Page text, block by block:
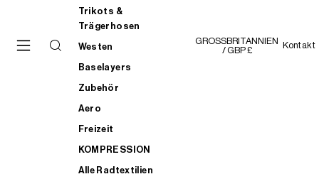
Trikots &
Trägerhosen
Westen
Baselayers
Zubehör
Aero
Freizeit
KOMPRESSION
Alle Radtextilien
GROSSBRITANNIEN
/ GBP £
Kontakt